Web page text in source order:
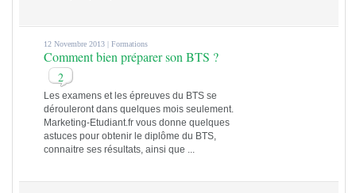
12 Novembre 2013 |Formations
Comment bien préparer son BTS ?
2
Les examens et les épreuves du BTS se
dérouleront dans quelques mois seulement.
Marketing-Etudiant.fr vous donne quelques
astuces pour obtenir le diplôme du BTS,
connaitre ses résultats, ainsi que ...